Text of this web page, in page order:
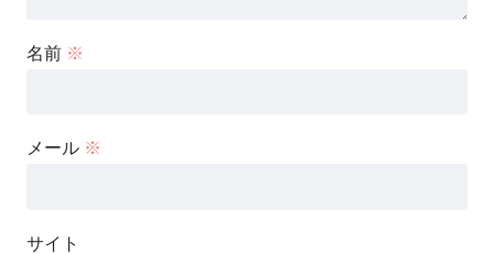
名前 ※
メール ※
サイト